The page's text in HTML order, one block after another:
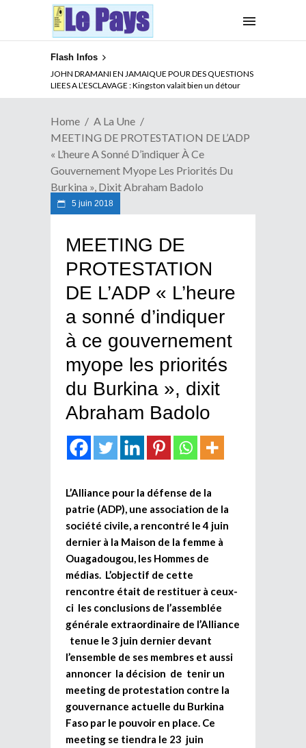
Flash Infos
JOHN DRAMANI EN JAMAIQUE POUR DES QUESTIONS
LIEES A L’ESCLAVAGE : Kingston valait bien un détour
ABSENCE PROLONGEE DE PAUL BIYA DU CAMEROUN :
Qui pilote le Cameroun ?
Home
A La Une
MEETING DE PROTESTATION DE L’ADP
« L’heure A Sonné D’indiquer À Ce
Gouvernement Myope Les Priorités Du
Burkina », Dixit Abraham Badolo
5 juin 2018
MEETING DE
PROTESTATION
DE L’ADP « L’heure
a sonné d’indiquer
à ce gouvernement
myope les priorités
du Burkina », dixit
Abraham Badolo
L’Alliance pour la défense de la
patrie (ADP), une association de la
société civile, a rencontré le 4 juin
dernier à la Maison de la femme à
Ouagadougou, les Hommes de
médias. L’objectif de cette
rencontre était de restituer à ceux-
ci les conclusions de l’assemblée
générale extraordinaire de l’Alliance
tenue le 3 juin dernier devant
l’ensemble de ses membres et aussi
annoncer la décision de tenir un
meeting de protestation contre la
gouvernance actuelle du Burkina
Faso par le pouvoir en place. Ce
meeting se tiendra le 23 juin